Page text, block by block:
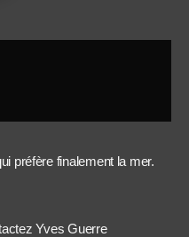
préfère finalement la mer.
Yves Guerre